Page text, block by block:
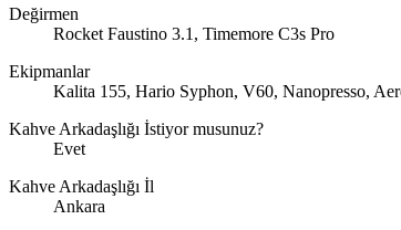
Değirmen
Rocket Faustino 3.1, Timemore C3s Pro
Ekipmanlar
Kalita 155, Hario Syphon, V60, Nanopresso,
Kahve Arkadaşlığı İstiyor musunuz?
Evet
Kahve Arkadaşlığı İl
Ankara